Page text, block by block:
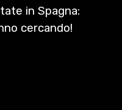
in Spagna:
cercando!